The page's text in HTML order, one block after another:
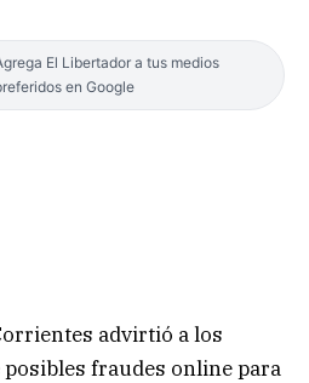
El Libertador a tus medios
en Google
advirtió a los
fraudes online para